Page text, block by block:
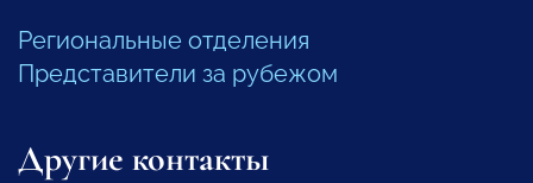
Региональные отделения
Представители за рубежом
Другие контакты